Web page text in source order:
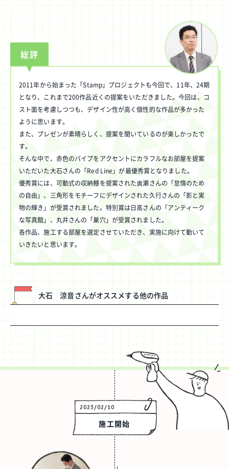
総評
2011年から始まった「Stamp」プロジェクトも今回で、11年、24期
となり、これまで200作品近くの提案をいただきました。今回は、コ
スト面を考慮しつつも、デザイン性が高く個性的な作品が多かった
ように思います。
また、プレゼンが素晴らしく、提案を聞いているのが楽しかったで
す。
そんな中で、赤色のパイプをアクセントにカラフルなお部屋を提案
いただいた大石さんの「Red Line」が最優秀賞となりました。
優秀賞には、可動式の収納棚を提案された廣瀬さんの「怠惰のため
の自由」、三角形をモチーフにデザインされた久行さんの「影と実
物の輝き」が受賞されました。特別賞は日高さんの「アンティーク
な写真館」、丸井さんの「巣穴」が受賞されました。
各作品、施工する部屋を選定させていただき、実施に向けて動いて
いきたいと思います。
大石 涼音さんがオススメする他の作品
2023/02/10
施工開始